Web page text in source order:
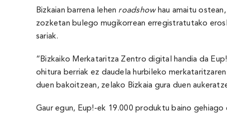
Bizkaian barrena lehen roadshowhau amaitu
zozketan bulego mugikorrean erregistratutako
sariak.
“Bizkaiko Merkataritza Zentro digital handia da
ohitura berriak ez daudela hurbileko
duen bakoitzean, zelako Bizkaia gura duen
Gaur egun, Eup!-ek 19.000 produktu baino